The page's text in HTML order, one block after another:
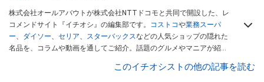
株式会社オールアバウトが株式会社NTTドコモと共同で開設した、レ
コメンドサイト『イチオシ』の編集部です。 コストコや業務スーパ
ー、 ダイソー、 セリア、 スターバックスなどの人気ショップの隠れた
名品を、コラムや動画を通してご紹介。話題のグルメやマニアが紹介
インフルエンサーが実際に使用してレビューしています。毎日トレン
このイチオシストの他の記事を読む